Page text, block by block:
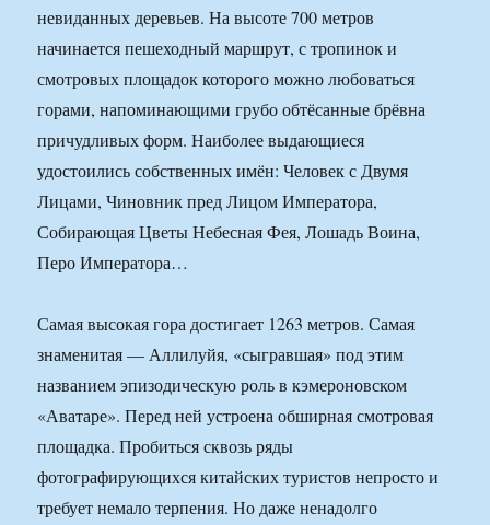
невиданных деревьев. На высоте 700 метров
начинается пешеходный маршрут, с тропинок и
смотровых площадок которого можно любоваться
горами, напоминающими грубо обтёсанные брёвна
причудливых форм. Наиболее выдающиеся
удостоились собственных имён: Человек с Двумя
Лицами, Чиновник пред Лицом Императора,
Собирающая Цветы Небесная Фея, Лошадь Воина,
Перо Императора…
Самая высокая гора достигает 1263 метров. Самая
знаменитая — Аллилуйя, «сыгравшая» под этим
названием эпизодическую роль в кэмероновском
«Аватаре». Перед ней устроена обширная смотровая
площадка. Пробиться сквозь ряды
фотографирующихся китайских туристов непросто и
требует немало терпения. Но даже ненадолго